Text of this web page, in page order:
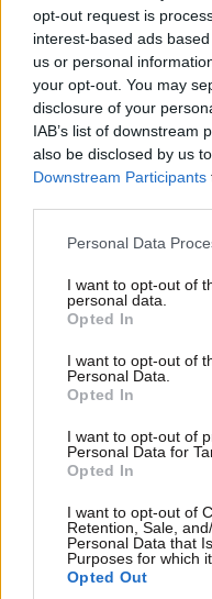
opt-out request is
interest-based ads
us or personal
your opt-out. You may
disclosure of your
IAB’s list of downstream
also be disclosed by us
Downstream Participants
Please note that this
not limited to your visit
grant or deny consent to
use your data for below
consent section.
Personal Data
I want to opt-out of
personal data.
Opted In
I want to opt-out of
Personal Data.
Opted In
I want to opt-out of
Personal Data for
Opted In
I want to opt-out of
Retention, Sale,
Personal Data that
Purposes for which
Opted Out
2 ω. πριν
Ο καιρός τον
θερμοκρασίας και
θα εκδηλωθούν